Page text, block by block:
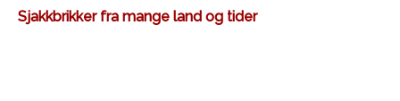
Sjakkbrikker fra mange land og tider